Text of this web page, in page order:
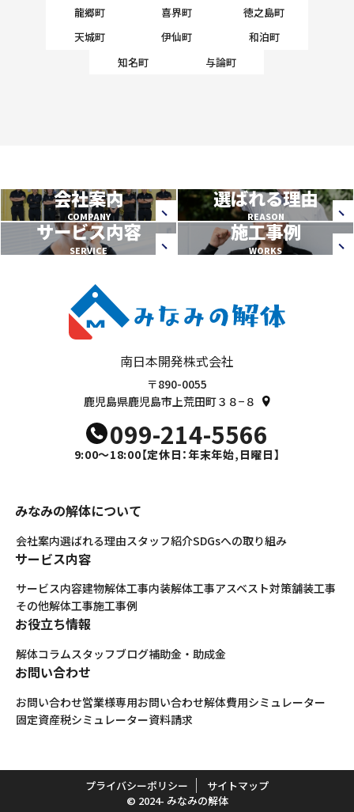
龍郷町
喜界町
徳之島町
天城町
伊仙町
和泊町
知名町
与論町
会社案内
COMPANY
選ばれる理由
REASON
サービス内容
SERVICE
施工事例
WORKS
南日本開発株式会社
〒890-0055
鹿児島県鹿児島市上荒田町３８−８
099-214-5566
9:00～18:00【定休日：年末年始,日曜日】
みなみの解体について
会社案内選ばれる理由スタッフ紹介SDGsへの取り組み
サービス内容
サービス内容建物解体工事内装解体工事アスベスト対策舗装工事
その他解体工事施工事例
お役立ち情報
解体コラムスタッフブログ補助金・助成金
お問い合わせ
お問い合わせ営業様専用お問い合わせ解体費用シミュレーター
固定資産税シミュレーター資料請求
プライバシーポリシー
サイトマップ
© 2024- みなみの解体